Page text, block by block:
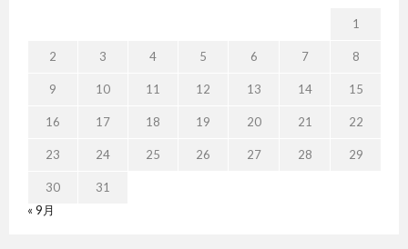
1
2 3 4 5 6 7 8
9 10 11 12 13 14 15
16 17 18 19 20 21 22
23 24 25 26 27 28 29
30
31
« 9月